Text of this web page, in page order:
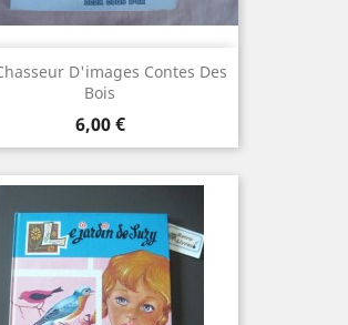
D'images Contes Des
Bois
Prix
6,00 €